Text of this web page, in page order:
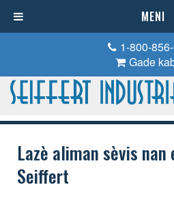
1-800-
Gade
Lazè aliman sèvis
Seiffert
MENI